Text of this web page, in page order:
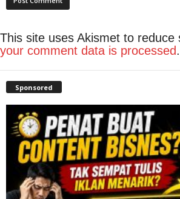
This site uses Akismet to reduce
your comment data is processed.
Sponsored